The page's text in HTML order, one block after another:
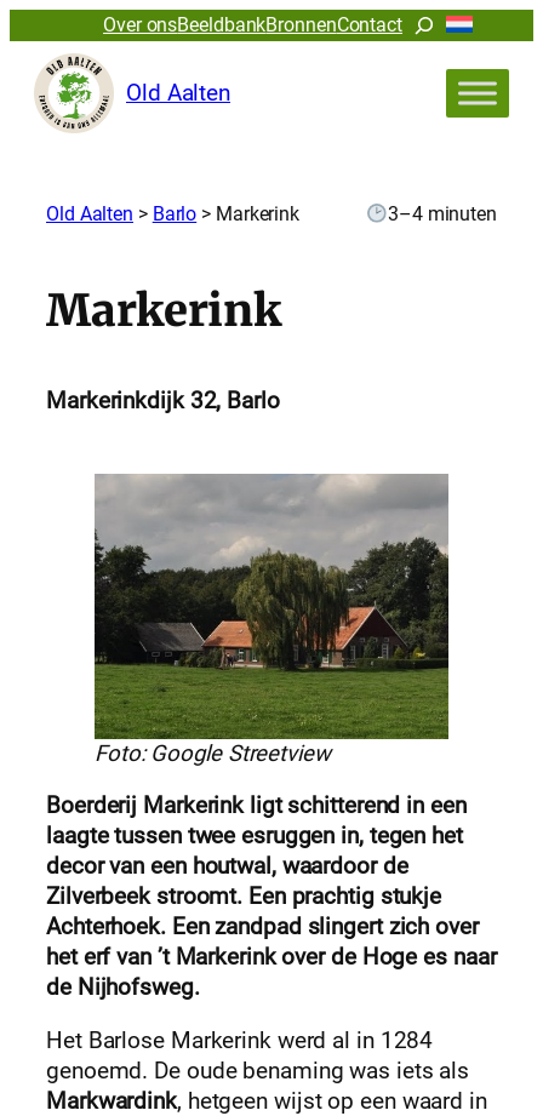
Over onsBeeldbankBronnenContactZoeken
Old Aalten
Old Aalten > Barlo > Markerink 3–4 minuten
Markerink
Markerinkdijk 32, Barlo
Foto: Google Streetview
Boerderij Markerink ligt schitterend in een
laagte tussen twee esruggen in, tegen het
decor van een houtwal, waardoor de
Zilverbeek stroomt. Een prachtig stukje
Achterhoek. Een zandpad slingert zich over
het erf van ’t Markerink over de Hoge es naar
de Nijhofsweg.
Het Barlose Markerink werd al in 1284
genoemd. De oude benaming was iets als
Markwardink, hetgeen wijst op een waard in